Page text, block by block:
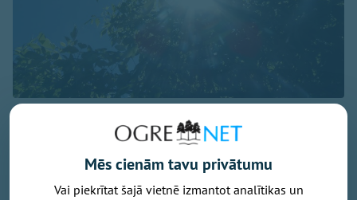
Foto: pexels.com
Svētdien laika apstākļus valstī noteiks anticiklons -
dienas sākumā daudzviet valstī saulains un sauss
Mēs cienām tavu privātumu
Vai piekrītat šajā vietnē izmantot analītikas un